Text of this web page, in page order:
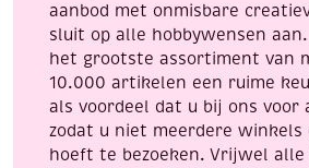
aanbod met onmisbare
sluit op alle hobbywensen
het grootste assortiment van
10.000 artikelen een ruime
als voordeel dat u bij ons voor
zodat u niet meerdere winkels
hoeft te bezoeken. Vrijwel alle